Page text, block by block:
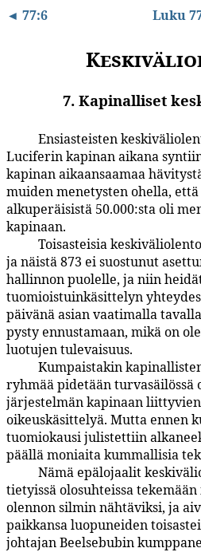
◄ 77:6 Luku
7. Kapinalliset
Ensiasteisten
Luciferin kapinan aikana
kapinan aikaansaamaa
muiden menetysten ohella,
alkuperäisistä 50.000:sta oli
kapinaan.
Toisasteisia
ja näistä 873 ei suostunut
hallinnon puolelle, ja niin
tuomioistuinkäsittelyn
päivänä asian vaatimalla
pysty ennustamaan, mikä on
luotujen tulevaisuus.
Kumpaistakin
ryhmää pidetään turvasäilössä
järjestelmän kapinaan
oikeuskäsittelyä. Mutta ennen
tuomiokausi julistettiin
päällä moniaita kummallisia
Nämä epälojaalit
tietyissä olosuhteissa
olennon silmin nähtäviksi, ja
paikkansa luopuneiden
johtajan Beelsebubin